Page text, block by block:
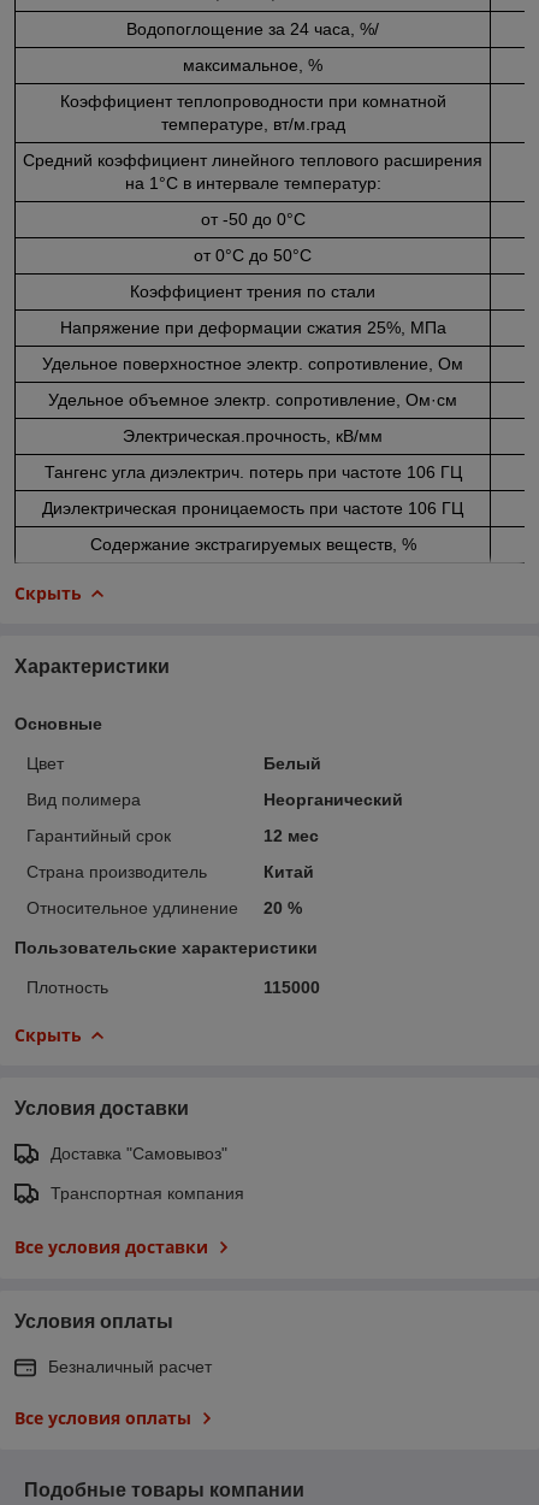
Водопоглощение за 24 часа, %/
максимальное, %
Коэффициент теплопроводности при комнатной
температуре, вт/м.град
Средний коэффициент линейного теплового расширения
на 1°С в интервале температур:
от -50 до 0°С
от 0°С до 50°С
Коэффициент трения по стали
Напряжение при деформации сжатия 25%, МПа
Удельное поверхностное электр. сопротивление, Ом
Удельное объемное электр. сопротивление, Ом·см
Электрическая.прочность, кВ/мм
Тангенс угла диэлектрич. потерь при частоте 106 ГЦ
Диэлектрическая проницаемость при частоте 106 ГЦ
Содержание экстрагируемых веществ, %
Скрыть
Характеристики
Основные
Цвет
Белый
Вид полимера
Неорганический
Гарантийный срок
12 мес
Страна производитель
Китай
Относительное удлинение
20 %
Пользовательские характеристики
Плотность 115000
Скрыть
Условия доставки
Доставка "Самовывоз"
Транспортная компания
Все условия доставки
Условия оплаты
Безналичный расчет
Все условия оплаты
Подобные товары компании